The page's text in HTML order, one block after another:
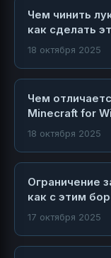
Чем чинить
как сделать
18 октября 2025
Чем
Minecraft for
18 октября 2025
Ограничение
как с этим
17 октября 2025